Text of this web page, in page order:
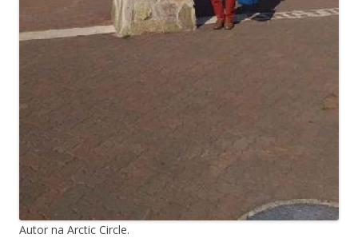
Autor na Arctic Circle.